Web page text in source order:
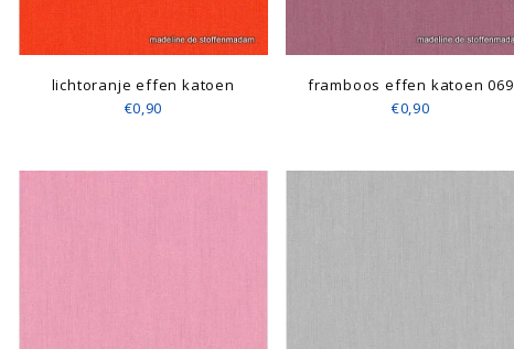
lichtoranje effen katoen
€0,90
framboos effen katoen 069
€0,90